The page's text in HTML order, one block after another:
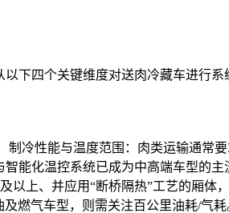
下四个关键维度对送肉冷藏车进行系
冷性能与温度范围：肉类运输通
能化温控系统已成为中高端车型的
上、并应用“断桥隔热”工艺的厢体
燃气车型，则需关注百公里油耗/气